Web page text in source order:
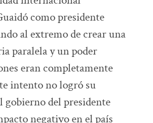
como presidente
al extremo de crear una
paralela y un poder
eran completamente
intento no logró su
gobierno del presidente
negativo en el país